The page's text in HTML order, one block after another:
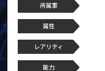
所属軍
属性
レアリティ
能力